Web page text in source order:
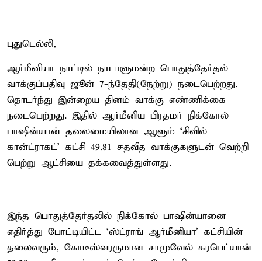
புதுடெல்லி,
ஆர்மீனியா நாட்டில் நாடாளுமன்ற பொதுத்தேர்தல்
வாக்குப்பதிவு ஜூன் 7-ந்தேதி(நேற்று) நடைபெற்றது.
தொடர்ந்து இன்றைய தினம் வாக்கு எண்ணிக்கை
நடைபெற்றது. இதில் ஆர்மீனிய பிரதமர் நிக்கோல்
பாஷின்யான் தலைமையிலான ஆளும் ‘சிவில்
கான்ட்ராகட்’ கட்சி 49.81 சதவீத வாக்குகளுடன் வெற்றி
பெற்று ஆட்சியை தக்கவைத்துள்ளது.
இந்த பொதுத்தேர்தலில் நிக்கோல் பாஷின்யானை
எதிர்த்து போட்டியிட்ட ‘ஸ்ட்ராங் ஆர்மீனியா’ கட்சியின்
தலைவரும், கோடீஸ்வரருமான சாமுவேல் கரபெட்யான்